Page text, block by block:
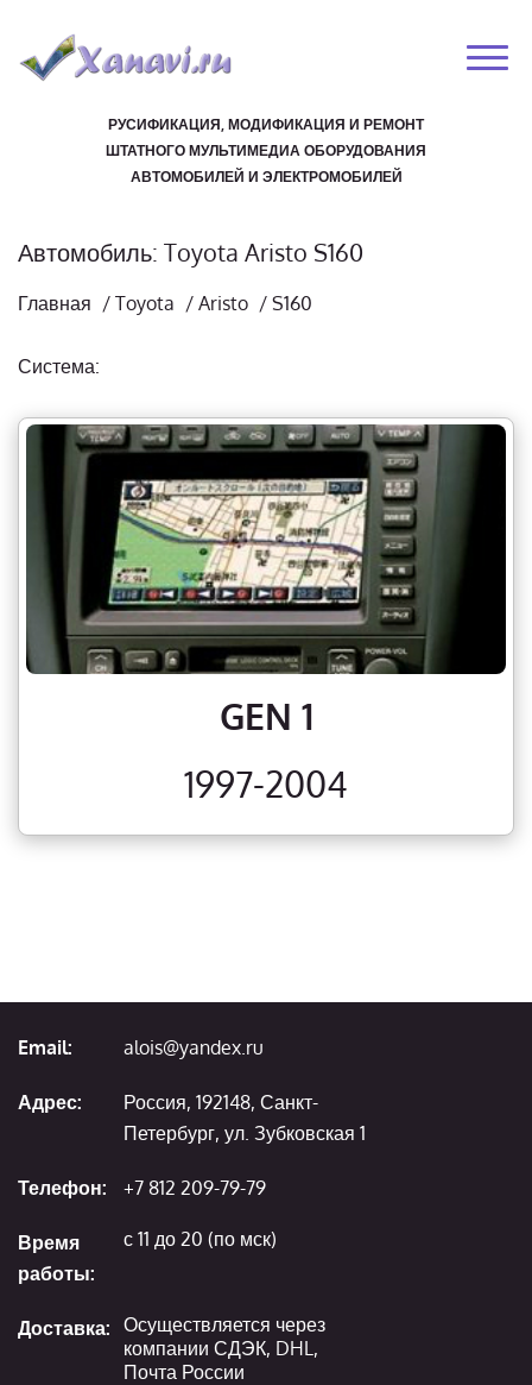
РУСИФИКАЦИЯ, МОДИФИКАЦИЯ И РЕМОНТ
ШТАТНОГО МУЛЬТИМЕДИА ОБОРУДОВАНИЯ
АВТОМОБИЛЕЙ И ЭЛЕКТРОМОБИЛЕЙ
Автомобиль: Toyota Aristo S160
Главная / Toyota / Aristo / S160
Система:
GEN 1
1997-2004
Email: alois@yandex.ru
Адрес:
Россия, 192148, Санкт-
Петербург, ул. Зубковская 1
Телефон: +7 812 209-79-79
Время
работы:
с 11 до 20 (по мск)
Доставка: Осуществляется через
компании СДЭК, DHL,
Почта России